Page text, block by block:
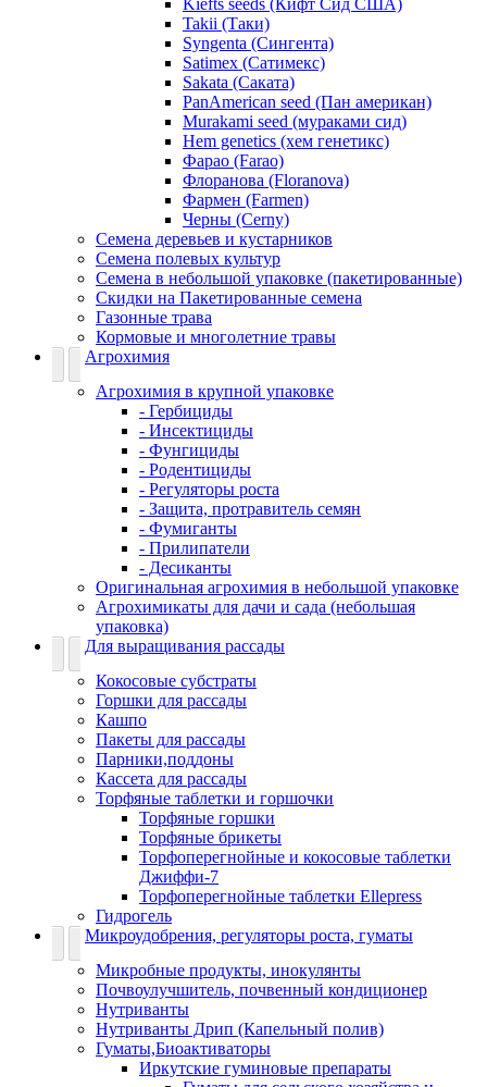
Kiefts seeds (Кифт Сид США)
Takii (Таки)
Syngenta (Сингента)
Satimex (Сатимекс)
Sakata (Саката)
PanAmerican seed (Пан американ)
Murakami seed (мураками сид)
Hem genetics (хем генетикс)
Фарао (Farao)
Флоранова (Floranova)
Фармен (Farmen)
Черны (Cerny)
Семена деревьев и кустарников
Семена полевых культур
Семена в небольшой упаковке (пакетированные)
Скидки на Пакетированные семена
Газонные трава
Кормовые и многолетние травы
Агрохимия
Агрохимия в крупной упаковке
- Гербициды
- Инсектициды
- Фунгициды
- Родентициды
- Регуляторы роста
- Защита, протравитель семян
- Фумиганты
- Прилипатели
- Десиканты
Оригинальная агрохимия в небольшой упаковке
Агрохимикаты для дачи и сада (небольшая
упаковка)
Для выращивания рассады
Кокосовые субстраты
Горшки для рассады
Кашпо
Пакеты для рассады
Парники,поддоны
Кассета для рассады
Торфяные таблетки и горшочки
Торфяные горшки
Торфяные брикеты
Торфоперегнойные и кокосовые таблетки
Джиффи-7
Торфоперегнойные таблетки Ellepress
Гидрогель
Микроудобрения, регуляторы роста, гуматы
Микробные продукты, инокулянты
Почвоулучшитель, почвенный кондиционер
Нутриванты
Нутриванты Дрип (Капельный полив)
Гуматы,Биоактиваторы
Иркутские гуминовые препараты